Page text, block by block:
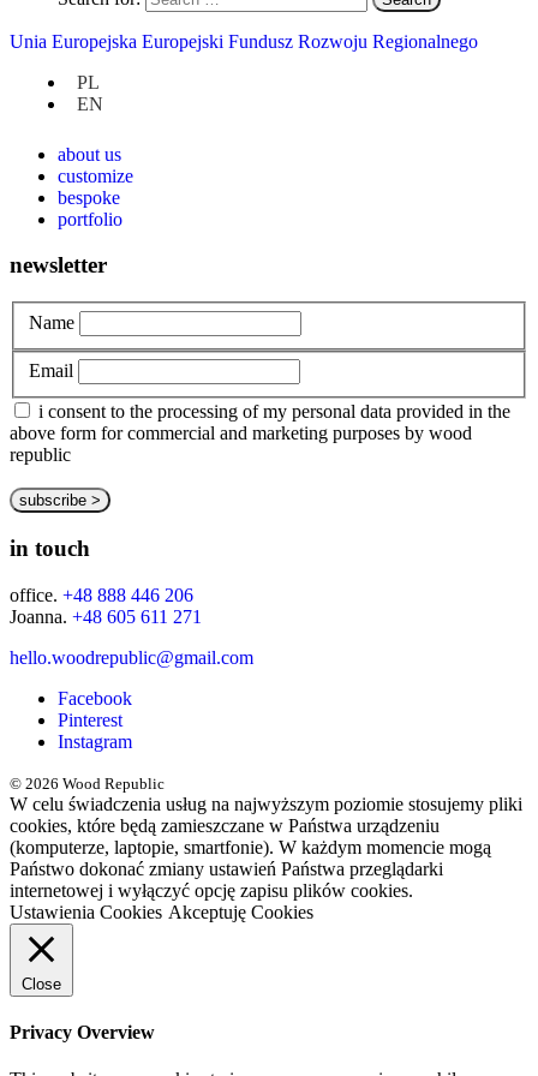
Unia Europejska Europejski Fundusz Rozwoju Regionalnego
PL
EN
Uncategorized
at hand
about us
customize
bespoke
portfolio
newsletter
Name
Email
i consent to the processing of my personal data provided in the
above form for commercial and marketing purposes by wood
republic
in touch
office. +48 888 446 206
Joanna. +48 605 611 271
hello.woodrepublic@gmail.com
Facebook
Pinterest
Instagram
© 2026 Wood Republic
W celu świadczenia usług na najwyższym poziomie stosujemy pliki
cookies, które będą zamieszczane w Państwa urządzeniu
(komputerze, laptopie, smartfonie). W każdym momencie mogą
Państwo dokonać zmiany ustawień Państwa przeglądarki
internetowej i wyłączyć opcję zapisu plików cookies.
Ustawienia Cookies Akceptuję Cookies
Close
Privacy Overview